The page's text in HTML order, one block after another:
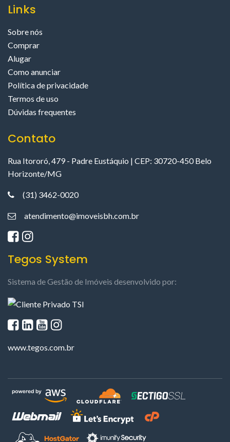
Links
Sobre nós
Comprar
Alugar
Como anunciar
Política de privacidade
Termos de uso
Dúvidas frequentes
Contato
Rua Itororó, 479 - Padre Eustáquio | CEP: 30720-450 Belo
Horizonte/MG
(31) 3462-0020
atendimento@imoveisbh.com.br
Tegos System
Sistema de Gestão de Imóveis desenvolvido por:
www.tegos.com.br